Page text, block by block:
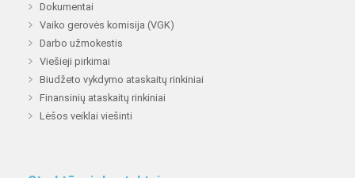
Dokumentai
Vaiko gerovės komisija (VGK)
Darbo užmokestis
Viešieji pirkimai
Biudžeto vykdymo ataskaitų rinkiniai
Finansinių ataskaitų rinkiniai
Lėšos veiklai viešinti